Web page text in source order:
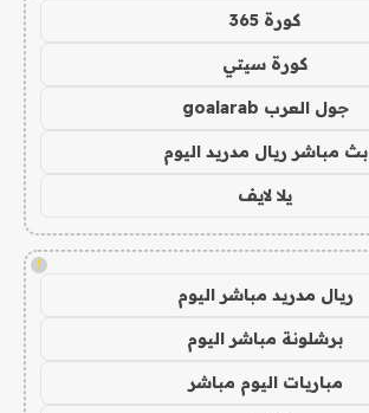
كورة 365
كورة سيتي
جول العرب goalarab
بث مباشر ريال مدريد اليوم
يلا لايف
!
ريال مدريد مباشر اليوم
برشلونة مباشر اليوم
مباريات اليوم مباشر